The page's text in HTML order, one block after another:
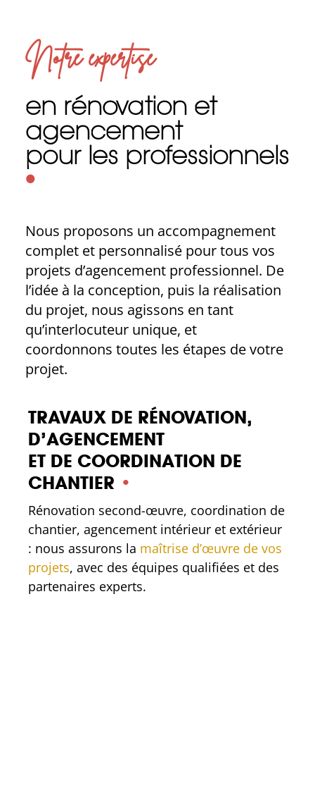
Notre expertise
en rénovation et
agencement
pour les professionnels
•
Nous proposons un accompagnement
complet et personnalisé pour tous vos
projets d’agencement professionnel. De
l’idée à la conception, puis la réalisation
du projet, nous agissons en tant
qu’interlocuteur unique, et
coordonnons toutes les étapes de votre
projet.
TRAVAUX DE RÉNOVATION,
D’AGENCEMENT
ET DE COORDINATION DE
CHANTIER •
Rénovation second-œuvre, coordination de
chantier, agencement intérieur et extérieur
: nous assurons la maîtrise d’œuvre de vos
projets, avec des équipes qualifiées et des
partenaires experts.